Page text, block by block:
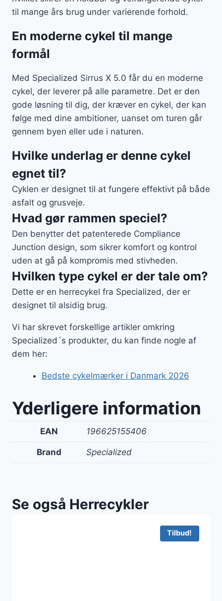
til mange års brug under varierende forhold.
En moderne cykel til mange
formål
Med Specialized Sirrus X 5.0 får du en moderne
cykel, der leverer på alle parametre. Det er den
gode løsning til dig, der kræver en cykel, der kan
følge med dine ambitioner, uanset om turen går
gennem byen eller ude i naturen.
Hvilke underlag er denne cykel
egnet til?
Cyklen er designet til at fungere effektivt på både
asfalt og grusveje.
Hvad gør rammen speciel?
Den benytter det patenterede Compliance
Junction design, som sikrer komfort og kontrol
uden at gå på kompromis med stivheden.
Hvilken type cykel er der tale om?
Dette er en herrecykel fra Specialized, der er
designet til alsidig brug.
Vi har skrevet forskellige artikler omkring
Specialized´s produkter, du kan finde nogle af
dem her:
Bedste cykelmærker i Danmark 2026
Yderligere information
EAN 196625155406
Brand Specialized
Se også Herrecykler
Tilbud!